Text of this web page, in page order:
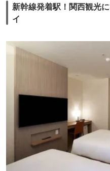
新幹線発着駅！関西観光
イ